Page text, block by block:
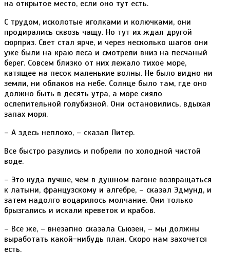
на открытое место, если оно тут есть.
С трудом, исколотые иголками и колючками, они
продирались сквозь чащу. Но тут их ждал другой
сюрприз. Свет стал ярче, и через несколько шагов они
уже были на краю леса и смотрели вниз на песчаный
берег. Совсем близко от них лежало тихое море,
катящее на песок маленькие волны. Не было видно ни
земли, ни облаков на небе. Солнце было там, где оно
должно быть в десять утра, а море сияло
ослепительной голубизной. Они остановились, вдыхая
запах моря.
– А здесь неплохо, – сказал Питер.
Все быстро разулись и побрели по холодной чистой
воде.
– Это куда лучше, чем в душном вагоне возвращаться
к латыни, французскому и алгебре, – сказал Эдмунд, и
затем надолго воцарилось молчание. Они только
брызгались и искали креветок и крабов.
– Все же, – внезапно сказала Сьюзен, – мы должны
выработать какой-нибудь план. Скоро нам захочется
есть.